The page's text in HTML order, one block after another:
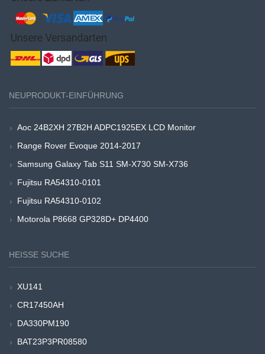
NEUPRODUKT-EINFÜHRUNG
Aoc 24B2XH 27B2H ADPC1925EX LCD Monitor
Range Rover Evoque 2014-2017
Samsung Galaxy Tab S11 SM-X730 SM-X736
Fujitsu RA54310-0101
Fujitsu RA54310-0102
Motorola P8668 GP328D+ DP4400
HEISSE SUCHE
XU141
CR17450AH
DA330PM190
BAT23P3PR08580